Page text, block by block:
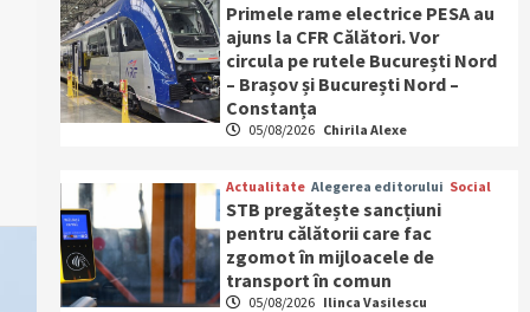
Primele rame electrice PESA au
ajuns la CFR Călători. Vor
circula pe rutele București Nord
– Brașov și București Nord –
Constanța
05/08/2026 Chirila Alexe
Actualitate Alegerea editorului Social
STB pregătește sancțiuni
pentru călătorii care fac
zgomot în mijloacele de
transport în comun
05/08/2026 Ilinca Vasilescu